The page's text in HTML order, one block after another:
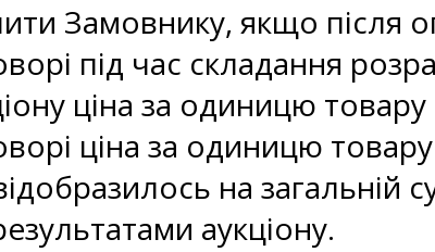
Замовнику, якщо після
під час складання
ціна за одиницю товару
ціна за одиницю
на загальній
аукціону.